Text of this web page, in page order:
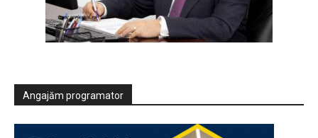
Angajăm programator